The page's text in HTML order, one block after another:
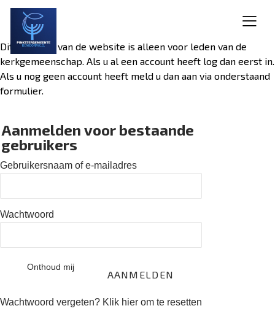
Dit gedeelte van de website is alleen voor leden van de
kerkgemeenschap. Als u al een account heeft log dan eerst in.
Als u nog geen account heeft meld u dan aan via onderstaand
formulier.
Aanmelden voor bestaande
gebruikers
Gebruikersnaam of e-mailadres
Wachtwoord
Onthoud mij
Wachtwoord vergeten? Klik hier om te resetten